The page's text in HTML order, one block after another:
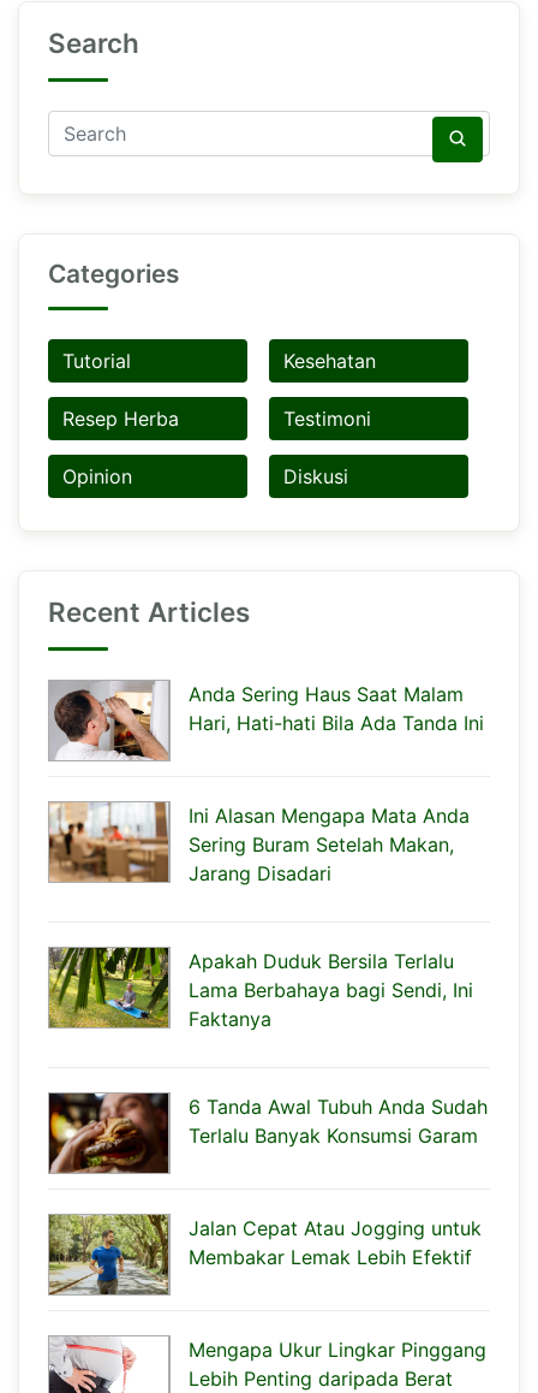
Search
Categories
Tutorial Kesehatan
Resep Herba Testimoni
Opinion Diskusi
Recent Articles
Anda Sering Haus Saat Malam
Hari, Hati-hati Bila Ada Tanda Ini
Ini Alasan Mengapa Mata Anda
Sering Buram Setelah Makan,
Jarang Disadari
Apakah Duduk Bersila Terlalu
Lama Berbahaya bagi Sendi, Ini
Faktanya
6 Tanda Awal Tubuh Anda Sudah
Terlalu Banyak Konsumsi Garam
Jalan Cepat Atau Jogging untuk
Membakar Lemak Lebih Efektif
Mengapa Ukur Lingkar Pinggang
Lebih Penting daripada Berat